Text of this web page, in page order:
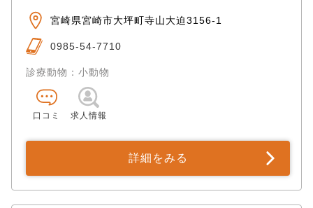
宮崎県宮崎市大坪町寺山大迫3156-1
0985-54-7710
診療動物：小動物
口コミ 求人情報
詳細をみる